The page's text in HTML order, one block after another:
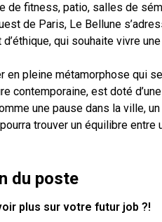
de fitness, patio, salles de
de Paris, Le Bellune
qui souhaite vivre
en pleine métamorphose qui
contemporaine, est doté
une pause dans la ville,
trouver un équilibre
du poste
plus sur votre futur job ?!